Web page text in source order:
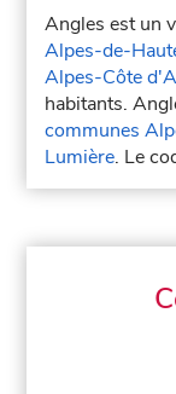
Angles est un
Alpes-de-
Alpes-Côte
habitants.
communes
Lumière. Le